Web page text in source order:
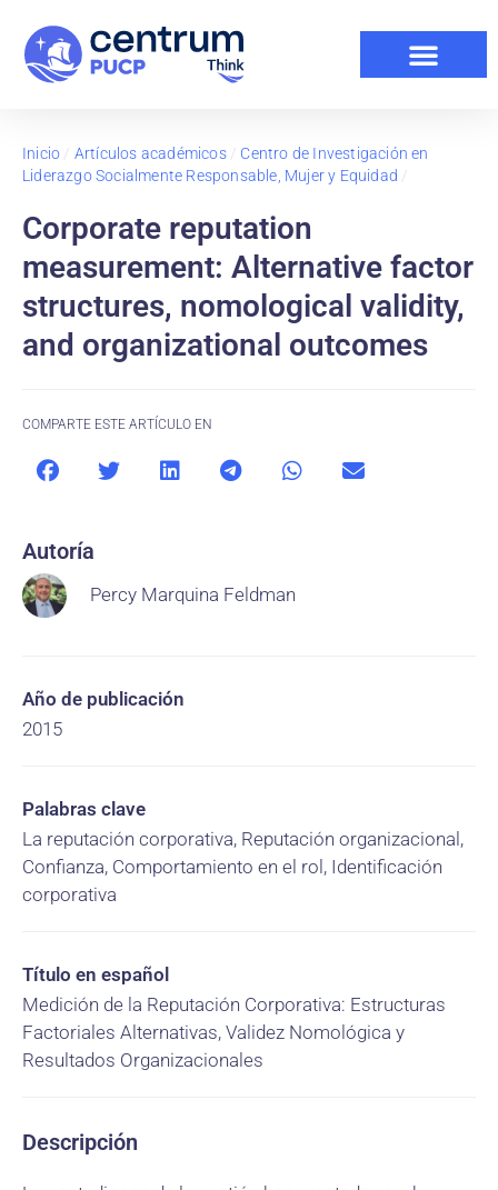
Inicio / Artículos académicos/ Centro de Investigación en
Liderazgo Socialmente Responsable, Mujer y Equidad /
Corporate reputation
measurement: Alternative factor
structures, nomological validity,
and organizational outcomes
COMPARTE ESTE ARTÍCULO EN
Autoría
Percy Marquina Feldman
Año de publicación
2015
Palabras clave
La reputación corporativa, Reputación organizacional,
Confianza, Comportamiento en el rol, Identificación
corporativa
Título en español
Medición de la Reputación Corporativa: Estructuras
Factoriales Alternativas, Validez Nomológica y
Resultados Organizacionales
Descripción